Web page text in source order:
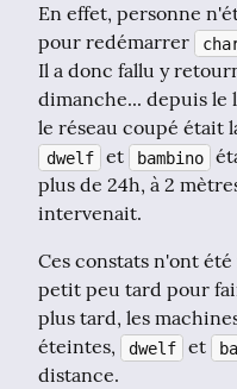
En effet, personne
pour redémarrer
Il a donc fallu y
dimanche... depuis le
dwelf et bambino
plus de 24h, à 2
intervenait.
Ces constats n'ont
petit peu tard pour
plus tard, les
éteintes,
dwelf et
distance.